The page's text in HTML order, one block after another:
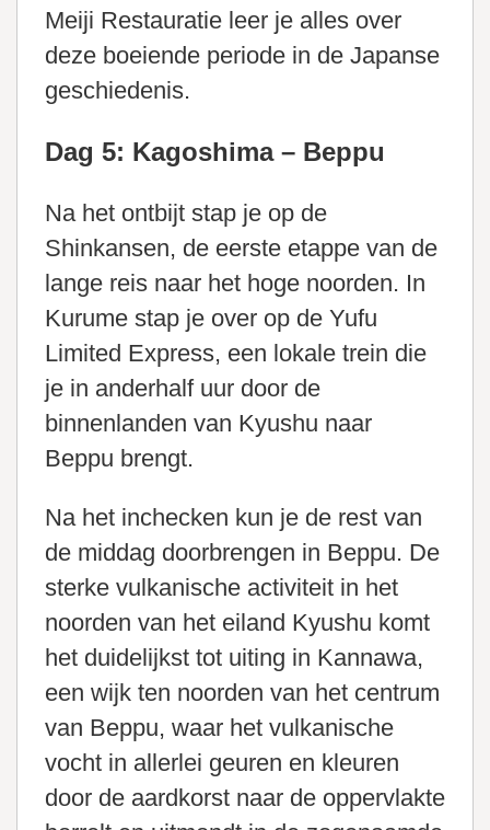
Meiji Restauratie leer je alles over
deze boeiende periode in de Japanse
geschiedenis.
Dag 5: Kagoshima – Beppu
Na het ontbijt stap je op de
Shinkansen, de eerste etappe van de
lange reis naar het hoge noorden. In
Kurume stap je over op de Yufu
Limited Express, een lokale trein die
je in anderhalf uur door de
binnenlanden van Kyushu naar
Beppu brengt.
Na het inchecken kun je de rest van
de middag doorbrengen in Beppu. De
sterke vulkanische activiteit in het
noorden van het eiland Kyushu komt
het duidelijkst tot uiting in Kannawa,
een wijk ten noorden van het centrum
van Beppu, waar het vulkanische
vocht in allerlei geuren en kleuren
door de aardkorst naar de oppervlakte